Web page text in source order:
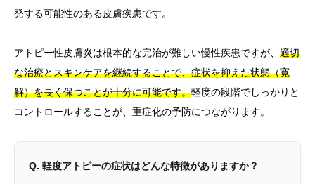
発する可能性のある皮膚疾患です。
アトピー性皮膚炎は根本的な完治が難しい慢性疾患ですが、 適切
な治療とスキンケアを継続することで、症状を抑えた状態（寛
解）を長く保つことが十分に可能です。軽度の段階でしっかりと
コントロールすることが、重症化の予防につながります。
Q. 軽度アトピーの症状はどんな特徴がありますか？